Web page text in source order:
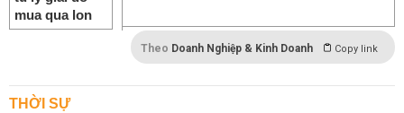
Theo Doanh Nghiệp & Kinh Doanh Copy link
THỜI SỰ